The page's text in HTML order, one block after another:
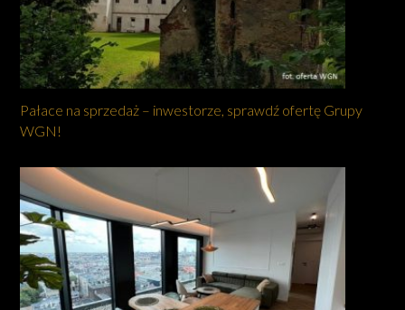
Pałace na sprzedaż – inwestorze, sprawdź ofertę Grupy
WGN!